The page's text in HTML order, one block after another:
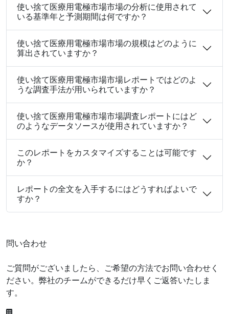
使い捨て医療用電極市場市場の分析に使用されて
いる基準年と予測期間は何ですか？
使い捨て医療用電極市場市場の規模はどのように
算出されていますか？
使い捨て医療用電極市場市場レポートではどのよ
うな調査手法が用いられていますか？
使い捨て医療用電極市場市場調査レポートにはど
のようなデータソースが使用されていますか？
このレポートをカスタマイズすることは可能です
か？
レポートの全文を入手するにはどうすればよいで
すか？
問い合わせ
ご質問がございましたら、ご希望の方法でお問い合わせく
ださい。弊社のチームができるだけ早くご返答いたしま
す。